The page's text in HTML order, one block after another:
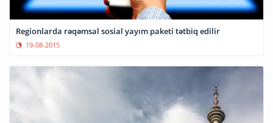
Regionlarda rəqəmsal sosial yayım paketi tətbiq edilir
19-08-2015